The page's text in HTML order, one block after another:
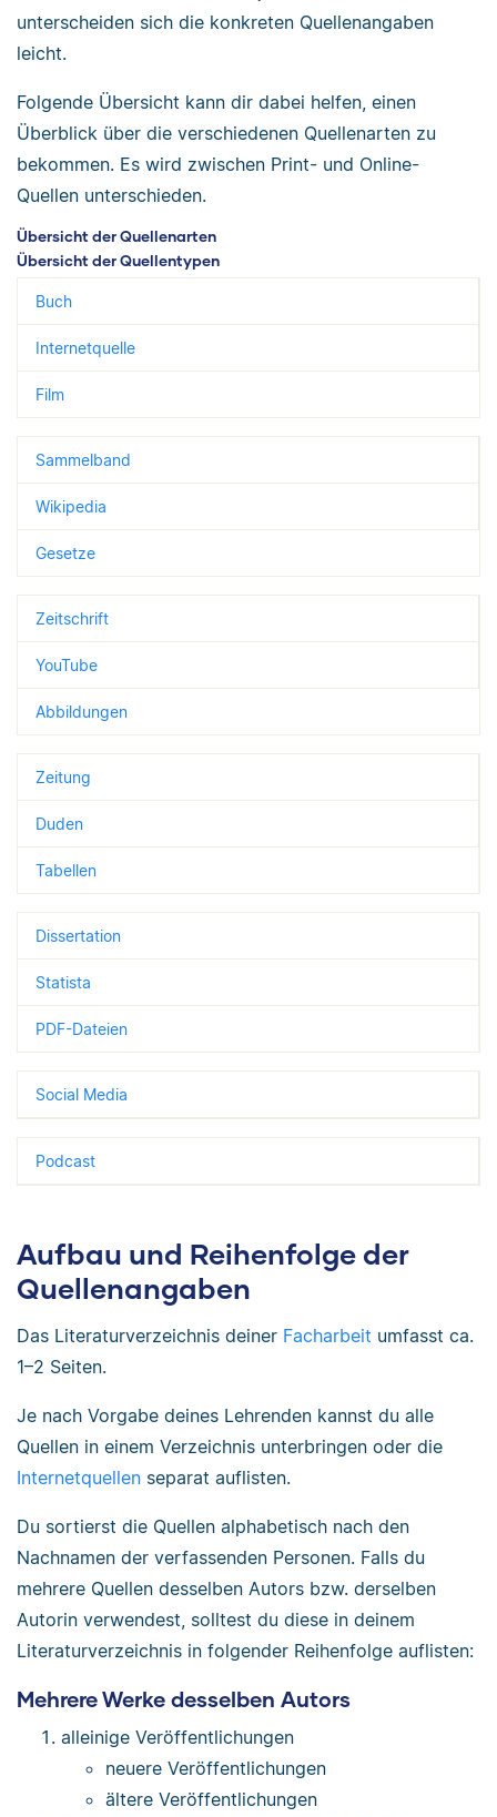
unterscheiden sich die konkreten Quellenangaben
leicht.
Folgende Übersicht kann dir dabei helfen, einen
Überblick über die verschiedenen Quellenarten zu
bekommen. Es wird zwischen Print- und Online-
Quellen unterschieden.
Übersicht der Quellenarten
Übersicht der Quellentypen
Buch
Internetquelle
Film
Sammelband
Wikipedia
Gesetze
Zeitschrift
YouTube
Abbildungen
Zeitung
Duden
Tabellen
Dissertation
Statista
PDF-Dateien
Social Media
Podcast
Aufbau und Reihenfolge der
Quellenangaben
Das Literaturverzeichnis deiner Facharbeit umfasst ca.
1–2 Seiten.
Je nach Vorgabe deines Lehrenden kannst du alle
Quellen in einem Verzeichnis unterbringen oder die
Internetquellen separat auflisten.
Du sortierst die Quellen alphabetisch nach den
Nachnamen der verfassenden Personen. Falls du
mehrere Quellen desselben Autors bzw. derselben
Autorin verwendest, solltest du diese in deinem
Literaturverzeichnis in folgender Reihenfolge auflisten:
Mehrere Werke desselben Autors
alleinige Veröffentlichungen
neuere Veröffentlichungen
ältere Veröffentlichungen